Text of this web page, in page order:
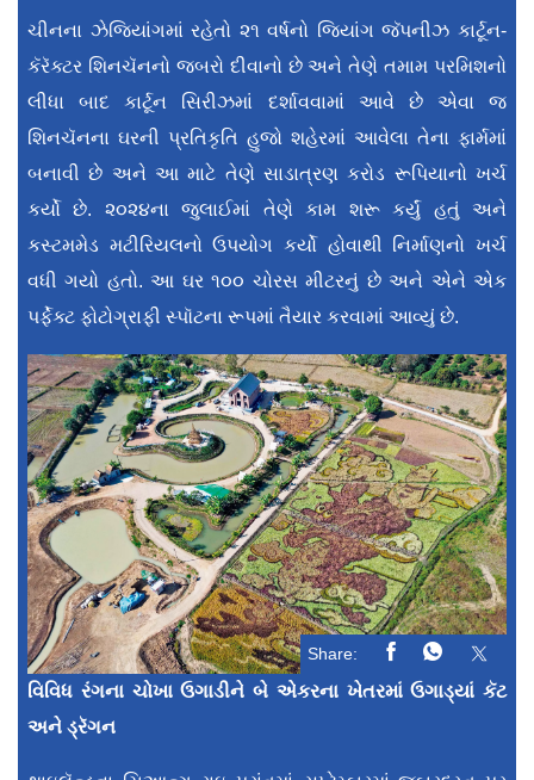
ચીનના ઝેજિયાંગમાં રહેતો ૨૧ વર્ષનો જિયાંગ જૅપનીઝ કાર્ટૂન-
કૅરૅક્ટર શિનચૅનનો જબરો દીવાનો છે અને તેણે તમામ પરમિશનો
લીધા બાદ કાર્ટૂન સિરીઝમાં દર્શાવવામાં આવે છે એવા જ
શિનચૅનના ઘરની પ્રતિકૃતિ હુજો શહેરમાં આવેલા તેના ફાર્મમાં
બનાવી છે અને આ માટે તેણે સાડાત્રણ કરોડ રૂપિયાનો ખર્ચ
કર્યો છે. ૨૦૨૪ના જુલાઈમાં તેણે કામ શરૂ કર્યું હતું અને
કસ્ટમમેડ મટીરિયલનો ઉપયોગ કર્યો હોવાથી નિર્માણનો ખર્ચ
વધી ગયો હતો. આ ઘર ૧૦૦ ચોરસ મીટરનું છે અને એને એક
પર્ફેક્ટ ફોટોગ્રાફી સ્પૉટના રૂપમાં તૈયાર કરવામાં આવ્યું છે.
Share:
વિવિધ રંગના ચોખા ઉગાડીને બે એકરના ખેતરમાં ઉગાડ્યાં કૅટ
અને ડ્રૅગન